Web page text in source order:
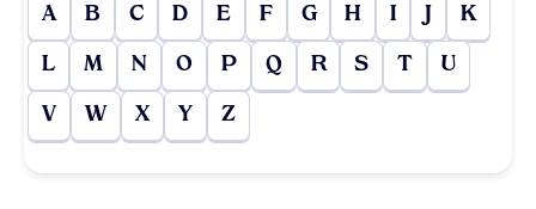
A B C D E F G H I J K
L M N O P Q R S T U
V W X Y Z